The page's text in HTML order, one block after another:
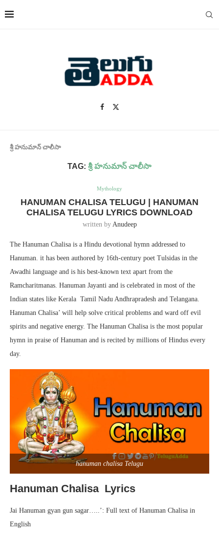
శ్రీ హనుమాన్ చాలీసా
TAG: శ్రీ హనుమాన్ చాలీసా
Mythology
HANUMAN CHALISA TELUGU | HANUMAN
CHALISA TELUGU LYRICS DOWNLOAD
written by Anudeep
The Hanuman Chalisa is a Hindu devotional hymn addressed to
Hanuman. it has been authored by 16th-century poet Tulsidas in the
Awadhi language and is his best-known text apart from the
Ramcharitmanas. Hanuman Jayanti and is celebrated in most of the
Indian states like Kerala Tamil Nadu Andhrapradesh and Telangana.
Hanuman Chalisa’ will help solve critical problems and ward off evil
spirits and negative energy. The Hanuman Chalisa is the most popular
hymn in praise of Hanuman and is recited by millions of Hindus every
day.
hanuman chalisa Telugu
Hanuman Chalisa Lyrics
Jai Hanuman gyan gun sagar…..’: Full text of Hanuman Chalisa in
English